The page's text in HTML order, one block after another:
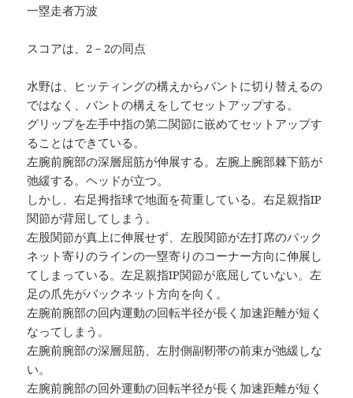
一塁走者万波
スコアは、2－2の同点
水野は、ヒッティングの構えからバントに切り替えるの
ではなく、バントの構えをしてセットアップする。
グリップを左手中指の第二関節に嵌めてセットアップす
ることはできている。
左腕前腕部の深層屈筋が伸展する。左腕上腕部棘下筋が
弛緩する。ヘッドが立つ。
しかし、右足拇指球で地面を荷重している。右足親指IP
関節が背屈してしまう。
左股関節が真上に伸展せず、左股関節が左打席のバック
ネット寄りのラインの一塁寄りのコーナー方向に伸展し
てしまっている。左足親指IP関節が底屈していない。左
足の爪先がバックネット方向を向く。
左腕前腕部の回内運動の回転半径が長く加速距離が短く
なってしまう。
左腕前腕部の深層屈筋、左肘側副靭帯の前束が弛緩しな
い。
左腕前腕部の回外運動の回転半径が長く加速距離が短く